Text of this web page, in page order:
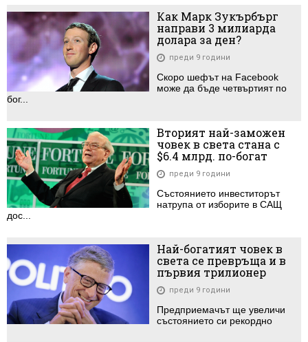
Как Марк Зукърбърг
направи 3 милиарда
долара за ден?
преди 9 години
Скоро шефът на Facebook
може да бъде четвъртият по
бог...
Вторият най-заможен
човек в света стана с
$6.4 млрд. по-богат
преди 9 години
Състоянието инвеститорът
натрупа от изборите в САЩ
дос...
Най-богатият човек в
света се превръща и в
първия трилионер
преди 9 години
Предприемачът ще увеличи
състоянието си рекордно